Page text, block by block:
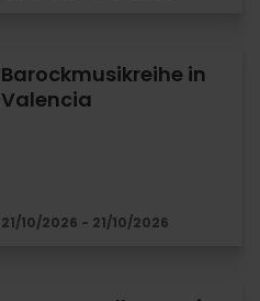
Barockmusikreihe in
Valencia
21/10/2026 - 21/10/2026